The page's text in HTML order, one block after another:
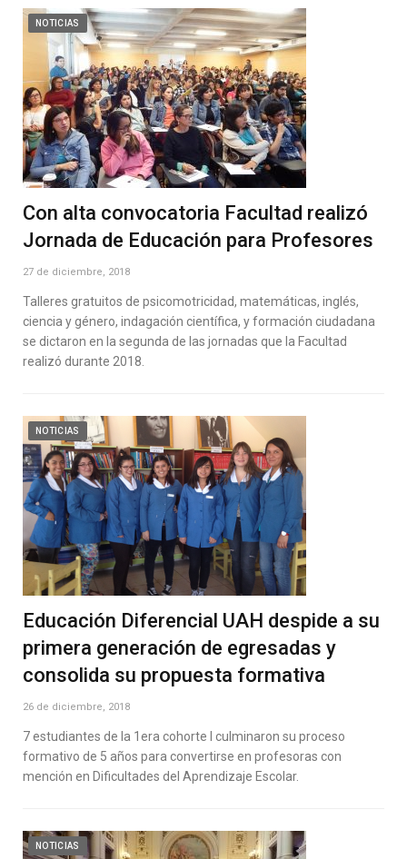
NOTICIAS
Con alta convocatoria Facultad realizó
Jornada de Educación para Profesores
27 de diciembre, 2018
Talleres gratuitos de psicomotricidad, matemáticas, inglés,
ciencia y género, indagación científica, y formación ciudadana
se dictaron en la segunda de las jornadas que la Facultad
realizó durante 2018.
NOTICIAS
Educación Diferencial UAH despide a su
primera generación de egresadas y
consolida su propuesta formativa
26 de diciembre, 2018
7 estudiantes de la 1era cohorte l culminaron su proceso
formativo de 5 años para convertirse en profesoras con
mención en Dificultades del Aprendizaje Escolar.
NOTICIAS